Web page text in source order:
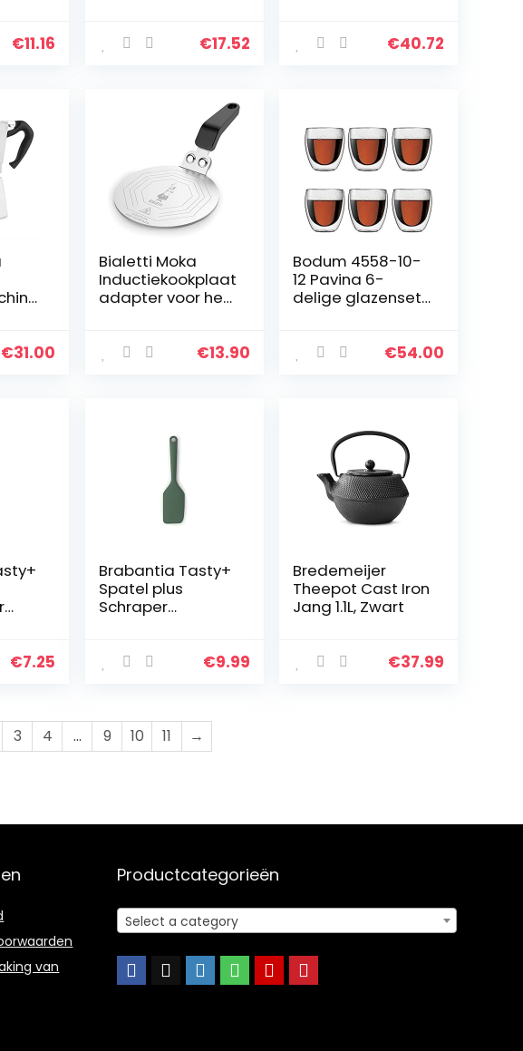
€11.16
€17.52
glaslook voor het
€40.72
€31.00
Bialetti Moka
Inductiekookplaat
adapter voor het
kookgerei op €13.90
Bodum 4558-10-
12 Pavina 6-
delige glazenset
liter) transparant
€54.00
€7.25
Brabantia Tasty+
Spatel plus
Schraper
€9.99
Bredemeijer
Theepot Cast Iron
Jang 1.1L, Zwart
€37.99
3 4 … 9 10 11 →
van
Productcategorieën
Select a category